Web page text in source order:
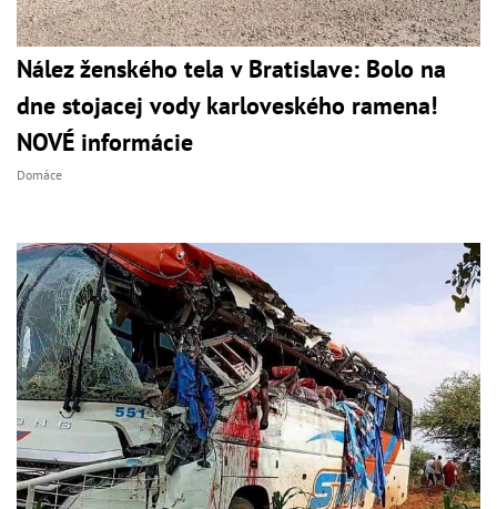
Nález ženského tela v Bratislave: Bolo na
dne stojacej vody karloveského ramena!
NOVÉ informácie
Domáce